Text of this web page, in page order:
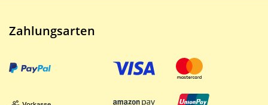
Zahlungsarten